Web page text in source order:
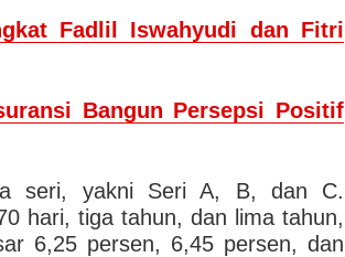
Fadlil Iswahyudi dan Fitri
Bangun Persepsi Positif
seri, yakni Seri A, B, dan C.
hari, tiga tahun, dan lima tahun,
6,25 persen, 6,45 persen, dan